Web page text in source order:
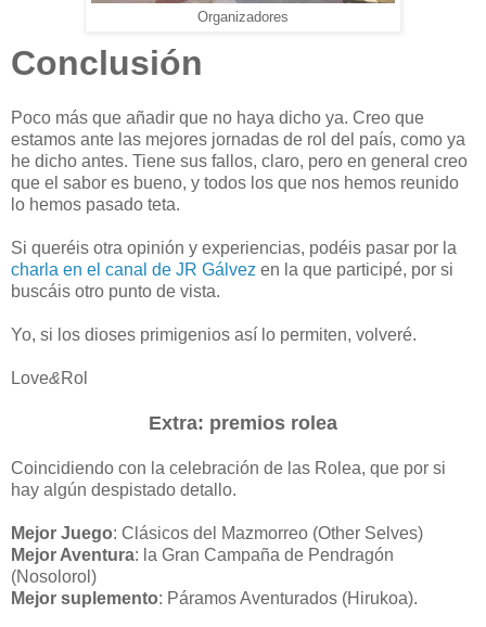
Organizadores
Conclusión
Poco más que añadir que no haya dicho ya. Creo que
estamos ante las mejores jornadas de rol del país, como ya
he dicho antes. Tiene sus fallos, claro, pero en general creo
que el sabor es bueno, y todos los que nos hemos reunido
lo hemos pasado teta.
Si queréis otra opinión y experiencias, podéis pasar por la
charla en el canal de JR Gálvez en la que participé, por si
buscáis otro punto de vista.
Yo, si los dioses primigenios así lo permiten, volveré.
Love&Rol
Extra: premios rolea
Coincidiendo con la celebración de las Rolea, que por si
hay algún despistado detallo.
Mejor Juego: Clásicos del Mazmorreo (Other Selves)
Mejor Aventura: la Gran Campaña de Pendragón
(Nosolorol)
Mejor suplemento: Páramos Aventurados (Hirukoa).